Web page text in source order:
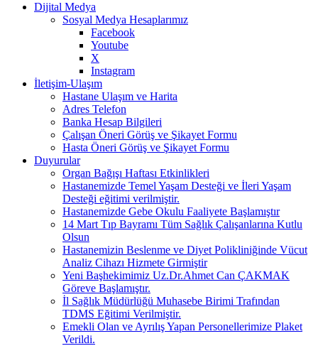
Dijital Medya
Sosyal Medya Hesaplarımız
Facebook
Youtube
X
Instagram
İletişim-Ulaşım
Hastane Ulaşım ve Harita
Adres Telefon
Banka Hesap Bilgileri
Çalışan Öneri Görüş ve Şikayet Formu
Hasta Öneri Görüş ve Şikayet Formu
Duyurular
Organ Bağışı Haftası Etkinlikleri
Hastanemizde Temel Yaşam Desteği ve İleri Yaşam
Desteği eğitimi verilmiştir.
Hastanemizde Gebe Okulu Faaliyete Başlamıştır
14 Mart Tıp Bayramı Tüm Sağlık Çalışanlarına Kutlu
Olsun
Hastanemizin Beslenme ve Diyet Polikliniğinde Vücut
Analiz Cihazı Hizmete Girmiştir
Yeni Başhekimimiz Uz.Dr.Ahmet Can ÇAKMAK
Göreve Başlamıştır.
İl Sağlık Müdürlüğü Muhasebe Birimi Trafından
TDMS Eğitimi Verilmiştir.
Emekli Olan ve Ayrılış Yapan Personellerimize Plaket
Verildi.